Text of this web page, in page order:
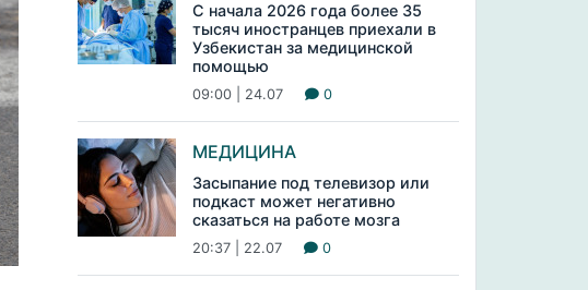
С начала 2026 года более 35
тысяч иностранцев приехали в
Узбекистан за медицинской
помощью
09:00 | 24.07 0
МЕДИЦИНА
Засыпание под телевизор или
подкаст может негативно
сказаться на работе мозга
20:37 | 22.07 0